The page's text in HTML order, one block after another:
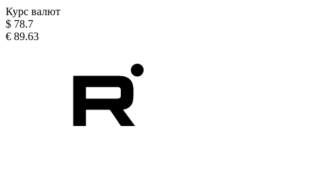
Курс валют
$ 78.7
€ 89.63